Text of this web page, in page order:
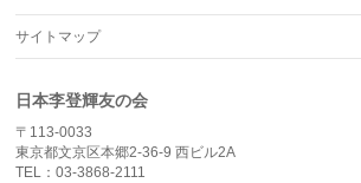
サイトマップ
日本李登輝友の会
〒113-0033
東京都文京区本郷2-36-9 西ビル2A
TEL：03-3868-2111